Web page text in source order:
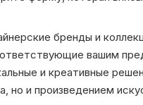
бренды и
вашим
и креативные
но и произведением